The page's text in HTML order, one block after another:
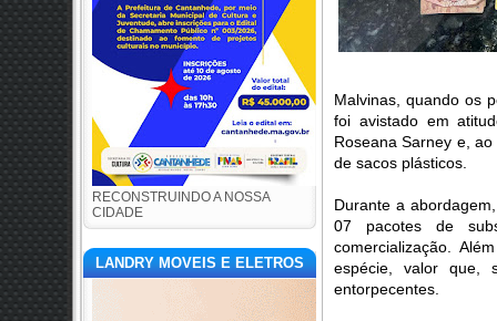
RECONSTRUINDO A NOSSA
CIDADE
LANDRY MOVEIS E ELETROS
Malvinas, quando os
foi avistado em
Roseana Sarney e,
de sacos plásticos.
Durante a
07 pacotes de
comercialização.
espécie, valor que,
entorpecentes.